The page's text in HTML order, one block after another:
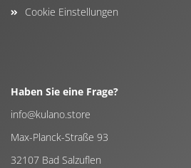
Cookie Einstellungen
Haben Sie eine Frage?
info@kulano.store
Max-Planck-Straße 93
32107 Bad Salzuflen